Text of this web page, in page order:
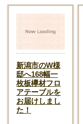
新潟市のW様
邸へ168幅一
枚板欅材フロ
アテーブルを
お届けしまし
た！